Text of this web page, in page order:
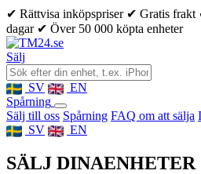
✔ Rättvisa inköpspriser ✔ Gratis frakt
dagar ✔ Över 50 000 köpta enheter
Sälj
SV
EN
Spårning
Sälj till oss Spårning FAQ om att sälja
SV
EN
SÄLJ DINAENHETER